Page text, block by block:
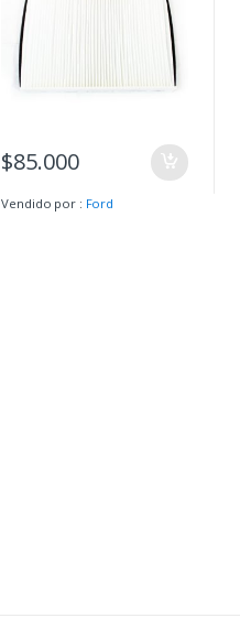
$85.000
Vendido por : Ford